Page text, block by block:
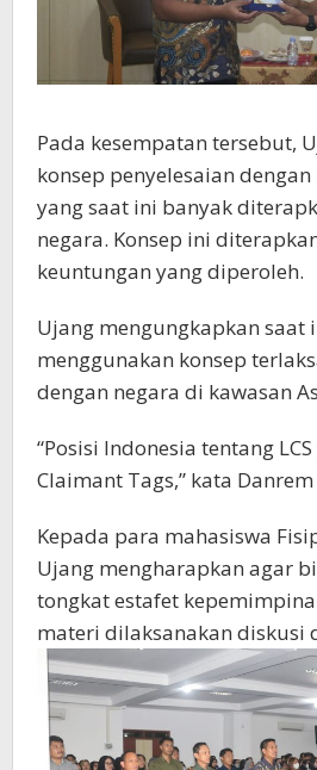
Pada kesempatan tersebut,
konsep penyelesaian dengan
yang saat ini banyak
negara. Konsep ini
keuntungan yang diperoleh.
Ujang mengungkapkan saat
menggunakan konsep
dengan negara di kawasan
“Posisi Indonesia tentang
Claimant Tags,” kata
Kepada para mahasiswa
Ujang mengharapkan agar
tongkat estafet
materi dilaksanakan diskusi